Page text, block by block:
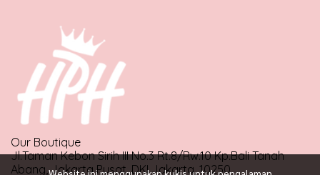
Our Boutique
Jl.Taman Kebon Sirih III No.3 Rt.8/Rw.10 Kp.Bali Tanah
Abang, Jakarta Pusat, DKI Jakarta, 10250